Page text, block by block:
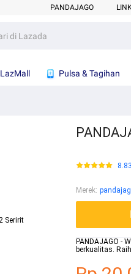
PANDAJAGO
LazMall Pulsa & Tagihan
Merek:
PANDAJAGO -
berkualitas.